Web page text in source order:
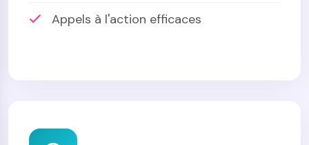
Appels à l'action efficaces